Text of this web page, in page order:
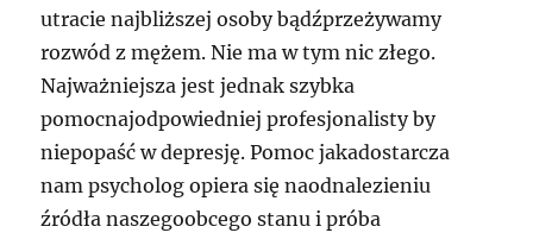
utracie najbliższej osoby bądźprzeżywamy
rozwód z mężem. Nie ma w tym nic złego.
Najważniejsza jest jednak szybka
pomocnajodpowiedniej profesjonalisty by
niepopaść w depresję. Pomoc jakadostarcza
nam psycholog opiera się naodnalezieniu
źródła naszegoobcego stanu i próba